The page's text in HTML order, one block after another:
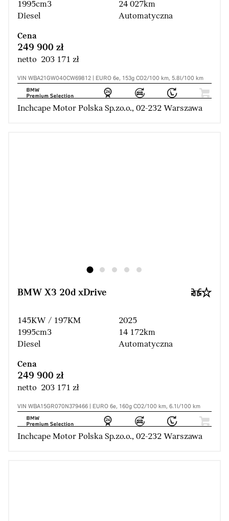
1995cm3
Diesel
24 027km
Automatyczna
Cena
249 900 zł
netto 203 171 zł
VIN WBA21GW040CW69812 | EURO 6e, 153g CO2/100 km, 5.8l/100 km
Inchcape Motor Polska Sp.zo.o., 02-232 Warszawa
BMW X3 20d xDrive
145KW / 197KM
1995cm3
Diesel
2025
14 172km
Automatyczna
Cena
249 900 zł
netto 203 171 zł
VIN WBA15GR070N379466 | EURO 6e, 160g CO2/100 km, 6.1l/100 km
Inchcape Motor Polska Sp.zo.o., 02-232 Warszawa